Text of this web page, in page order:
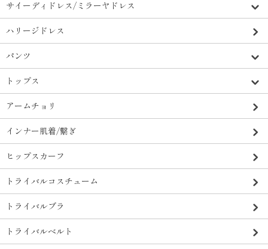
サイーディドレス/ミラーヤドレス
ハリージドレス
パンツ
トップス
アームチョリ
インナー肌着/繋ぎ
ヒップスカーフ
トライバルコスチューム
トライバルブラ
トライバルベルト